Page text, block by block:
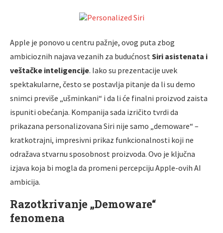
Apple je ponovo u centru pažnje, ovog puta zbog
ambicioznih najava vezanih za budućnost Siri asistenata i
veštačke inteligencije. Iako su prezentacije uvek
spektakularne, često se postavlja pitanje da li su demo
snimci previše „ušminkani“ i da li će finalni proizvod zaista
ispuniti obećanja. Kompanija sada izričito tvrdi da
prikazana personalizovana Siri nije samo „demoware“ –
kratkotrajni, impresivni prikaz funkcionalnosti koji ne
odražava stvarnu sposobnost proizvoda. Ovo je ključna
izjava koja bi mogla da promeni percepciju Apple-ovih AI
ambicija.
Razotkrivanje „Demoware“
fenomena